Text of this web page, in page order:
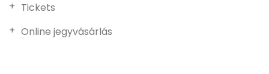
Tickets
Online jegyvásárlás